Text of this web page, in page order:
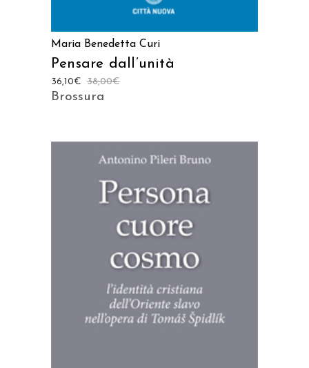
Maria Benedetta Curi
Pensare dall’unità
38,00€
36,10€
Brossura
AGGIUNGI AL CARRELLO